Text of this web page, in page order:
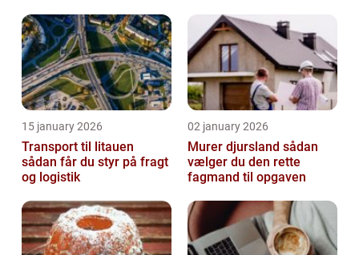
15 january 2026
Transport til litauen
sådan får du styr på fragt
og logistik
02 january 2026
Murer djursland sådan
vælger du den rette
fagmand til opgaven